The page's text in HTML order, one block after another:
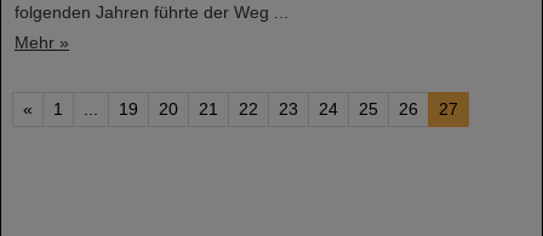
folgenden Jahren führte der Weg ...
Mehr »
« 1 19 20 21 22 23 24 25 26 27